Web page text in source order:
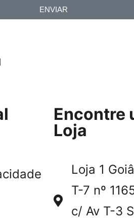
ENVIAR
Encontre
Loja
Loja 1
T-7 nº
c/ Av T-3